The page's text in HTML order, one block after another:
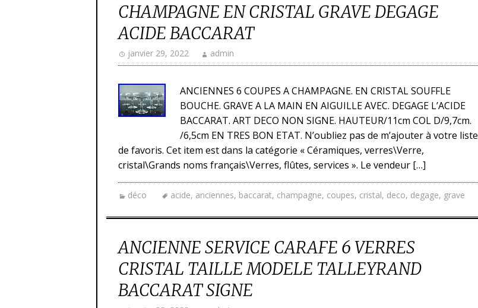
CHAMPAGNE EN CRISTAL GRAVE DEGAGE
ACIDE BACCARAT
janvier 29, 2022 admin
ANCIENNES 6 COUPES A CHAMPAGNE. EN CRISTAL SOUFFLE
BOUCHE. GRAVE A LA MAIN EN AIGUILLE AVEC. DEGAGE L’ACIDE
BACCARAT. ART DECO NON SIGNE. HAUTEUR/11cm COL D/9,7cm.
/6,5cm EN TRES BON ETAT. N’oubliez pas de m’ajouter à votre liste
de favoris. Cet item est dans la catégorie « Céramiques, verres\Verre,
cristal\Grands noms français\Verres, flûtes, services ». Le vendeur […]
déco acide, anciennes, baccarat, champagne, coupes, cristal, deco, degage, grave
ANCIENNE SERVICE CARAFE 6 VERRES
CRISTAL TAILLE MODELE TALLEYRAND
BACCARAT SIGNE